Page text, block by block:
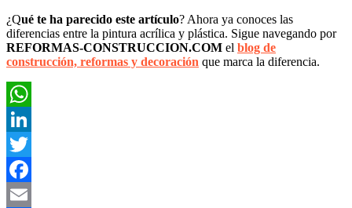
¿Qué te ha parecido este artículo? Ahora ya conoces las
diferencias entre la pintura acrílica y plástica. Sigue navegando por
REFORMAS-CONSTRUCCION.COM el blog de
construcción, reformas y decoración que marca la diferencia.
WhatsApp
LinkedIn
Twitter
Facebook